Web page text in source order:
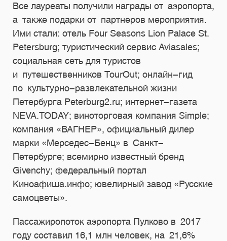
Все лауреаты получили награды от аэропорта,
а также подарки от партнеров мероприятия.
Ими стали: отель Four Seasons Lion Palace St.
Petersburg; туристический сервис Aviasales;
социальная сеть для туристов
и путешественников TourOut; онлайн-гид
по культурно-развлекательной жизни
Петербурга Peterburg2.ru; интернет-газета
NEVA.TODAY; виноторговая компания Simple;
компания «ВАГНЕР», официальный дилер
марки «Мерседес-Бенц» в Санкт-
Петербурге; всемирно известный бренд
Givenchy; федеральный портал
Киноафиша.инфо; ювелирный завод «Русские
самоцветы».
Пассажиропоток аэропорта Пулково в 2017
году составил 16,1 млн человек, на 21,6%